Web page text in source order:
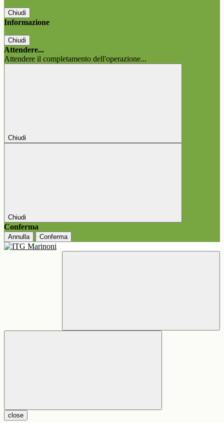
Chiudi
Informazione
Chiudi
Attendere...
Attendere il completamento dell'operazione...
Chiudi
Chiudi
Conferma
Annulla Conferma
close